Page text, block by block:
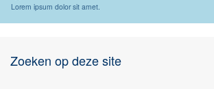
Lorem ipsum dolor sit amet.
Zoeken op deze site